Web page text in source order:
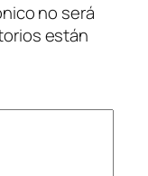
no será
están